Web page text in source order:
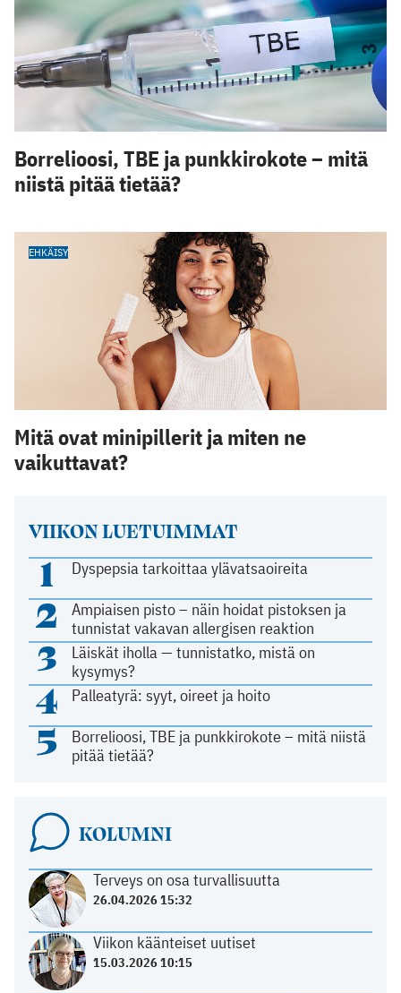
VIIKON LUETUIMMAT
1 Dyspepsia tarkoittaa ylävatsaoireita
2
Ampiaisen pisto – näin hoidat pistoksen ja
tunnistat vakavan allergisen reaktion
3
Läiskät iholla — tunnistatko, mistä on
kysymys?
4 Palleatyrä: syyt, oireet ja hoito
5
Borrelioosi, TBE ja punkkirokote – mitä niistä
pitää tietää?
KOLUMNI
Terveys on osa turvallisuutta
26.04.2026 15:32
Viikon käänteiset uutiset
15.03.2026 10:15
Borrelioosi, TBE ja punkkirokote – mitä
niistä pitää tietää?
EHKÄISY
Mitä ovat minipillerit ja miten ne
vaikuttavat?